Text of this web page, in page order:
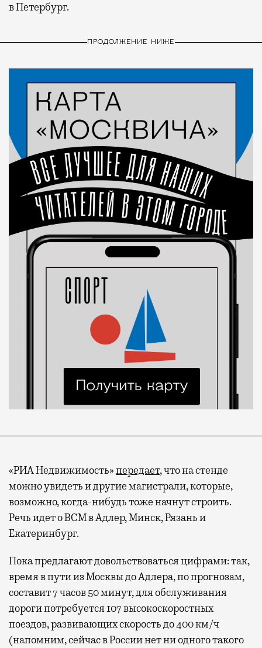
в Петербург.
ПРОДОЛЖЕНИЕ НИЖЕ
«РИА Недвижимость»передает, что на стенде
можно увидеть и другие магистрали, которые,
возможно, когда-нибудь тоже начнут строить.
Речь идет о ВСМ в Адлер, Минск, Рязань и
Екатеринбург.
Пока предлагают довольствоваться цифрами: так,
время в пути из Москвы до Адлера, по прогнозам,
составит 7 часов 50 минут, для обслуживания
дороги потребуется 107 высокоскоростных
поездов, развивающих скорость до 400 км/ч
(напомним, сейчас в России нет ни одного такого